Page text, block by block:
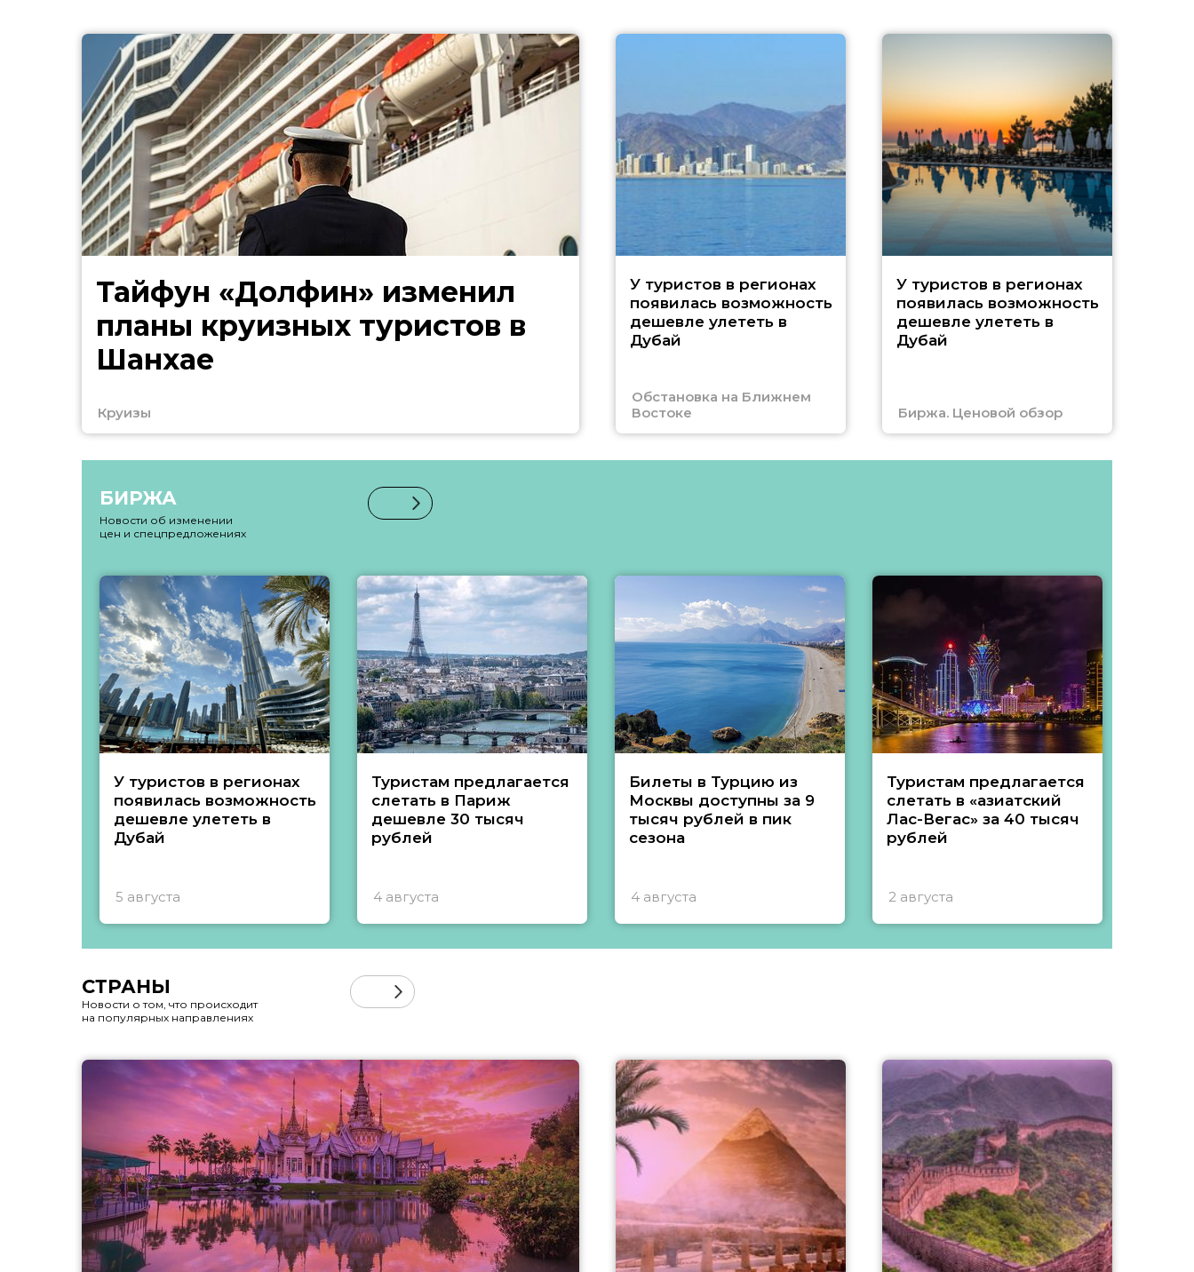
Тайфун «Долфин» изменил
планы круизных туристов в
Шанхае
Круизы
У туристов в регионах
появилась возможность
дешевле улететь в
Дубай
Обстановка на Ближнем
Востоке
У туристов в регионах
появилась возможность
дешевле улететь в
Дубай
Биржа. Ценовой обзор
БИРЖА
Новости об изменении
цен и спецпредложениях
У туристов в регионах
появилась возможность
дешевле улететь в
Дубай
5 августа
Туристам предлагается
слетать в Париж
дешевле 30 тысяч
рублей
4 августа
Билеты в Турцию из
Москвы доступны за 9
тысяч рублей в пик
сезона
4 августа
Туристам предлагается
слетать в «азиатский
Лас-Вегас» за 40 тысяч
рублей
2 августа
СТРАНЫ
Новости о том, что происходит
на популярных направлениях